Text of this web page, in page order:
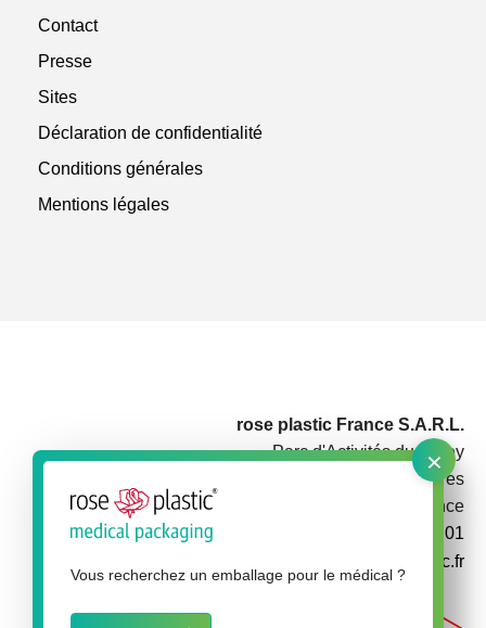
×
Vous recherchez un emballage pour le médical ?
rose plastic France S.A.R.L.
Parc d'Activités du Rotey
73460 Notre Dame des Millières
France
+33 479 3848 01
info@rose-plastic.fr
Contact
Presse
Sites
Déclaration de confidentialité
Conditions générales
Mentions légales